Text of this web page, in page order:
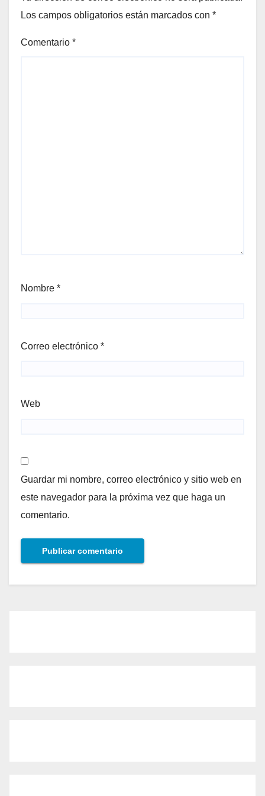
Los campos obligatorios están marcados con *
Comentario *
Nombre *
Correo electrónico *
Web
Guardar mi nombre, correo electrónico y sitio web en
este navegador para la próxima vez que haga un
comentario.